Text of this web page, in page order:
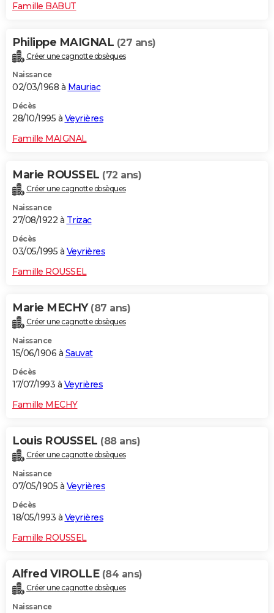
Famille BABUT
Philippe MAIGNAL (27 ans)
Créer une cagnotte obsèques
Naissance
02/03/1968 à Mauriac
Décès
28/10/1995 à Veyrières
Famille MAIGNAL
Marie ROUSSEL (72 ans)
Créer une cagnotte obsèques
Naissance
27/08/1922 à Trizac
Décès
03/05/1995 à Veyrières
Famille ROUSSEL
Marie MECHY (87 ans)
Créer une cagnotte obsèques
Naissance
15/06/1906 à Sauvat
Décès
17/07/1993 à Veyrières
Famille MECHY
Louis ROUSSEL (88 ans)
Créer une cagnotte obsèques
Naissance
07/05/1905 à Veyrières
Décès
18/05/1993 à Veyrières
Famille ROUSSEL
Alfred VIROLLE (84 ans)
Créer une cagnotte obsèques
Naissance